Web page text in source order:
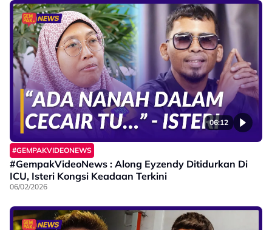
06:12
#GEMPAKVIDEONEWS
#GempakVideoNews : Along Eyzendy Ditidurkan Di
ICU, Isteri Kongsi Keadaan Terkini
06/02/2026